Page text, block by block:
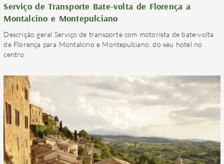
Serviço de Transporte Bate-volta de Florença a
Montalcino e Montepulciano
Descrição geral Serviço de transporte com motorista de bate-volta
de Florença para Montalcino e Montepulciano, do seu hotel no
centro